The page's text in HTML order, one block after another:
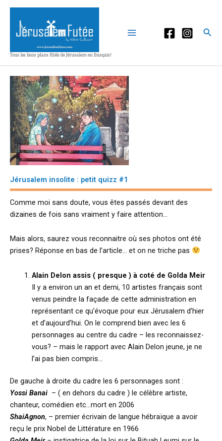
Aller
contenu
Tous les bons plans fûtés de Jérusalem en français!
Jérusalem insolite : petit quizz #1
Comme moi sans doute, vous êtes passés devant des
dizaines de fois sans vraiment y faire attention…
Mais alors, saurez vous reconnaitre où ses photos ont été
prises? Réponse en bas de l’article… et on ne triche pas
Alain Delon assis ( presque ) à coté de Golda Meir
Il y a environ un an et demi, 10 artistes français sont
venus peindre la façade de cette administration en
représentant ce qu’évoque pour eux Jérusalem d’hier
et d’aujourd’hui. On le comprend bien avec les 6
personnages au centre du cadre – les reconnaissez-
vous? – mais le rapport avec Alain Delon jeune, je ne
l’ai pas bien compris…
De gauche à droite du cadre les 6 personnages sont :
Yossi Banai – ( en dehors du cadre ) le célèbre artiste,
chanteur, comédien etc…mort en 2006
ShaiAgnon, – premier écrivain de langue hébraïque a avoir
reçu le prix Nobel de Littérature en 1966